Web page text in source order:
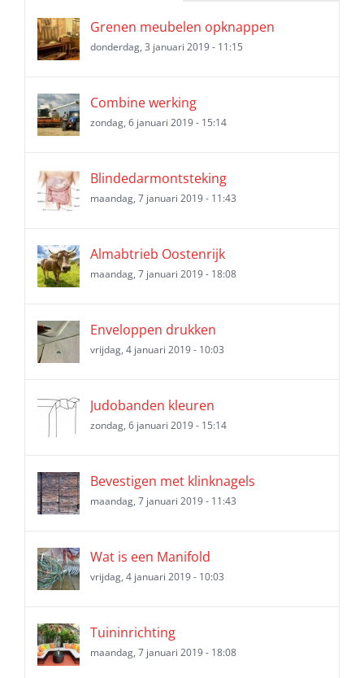
Grenen meubelen opknappen
donderdag, 3 januari 2019 - 11:15
Combine werking
zondag, 6 januari 2019 - 15:14
Blindedarmontsteking
maandag, 7 januari 2019 - 11:43
Almabtrieb Oostenrijk
maandag, 7 januari 2019 - 18:08
Enveloppen drukken
vrijdag, 4 januari 2019 - 10:03
Judobanden kleuren
zondag, 6 januari 2019 - 15:14
Bevestigen met klinknagels
maandag, 7 januari 2019 - 11:43
Wat is een Manifold
vrijdag, 4 januari 2019 - 10:03
Tuininrichting
maandag, 7 januari 2019 - 18:08